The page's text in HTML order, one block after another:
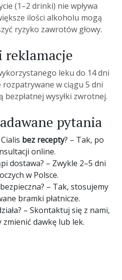
(1–2 drinki) nie wpływa
ilości alkoholu mogą
ryzyko zawrotów głowy.
reklamacje
leku do 14 dni
rozpatrywane w ciągu 5 dni
bezpłatnej wysyłki zwrotnej.
pytania
bez recepty? – Tak, po
online.
dostawa? – Zwykle 2–5 dni
w Polsce.
– Tak, stosujemy
bramki płatnicze.
– Skontaktuj się z nami,
zmienić dawkę lub lek.